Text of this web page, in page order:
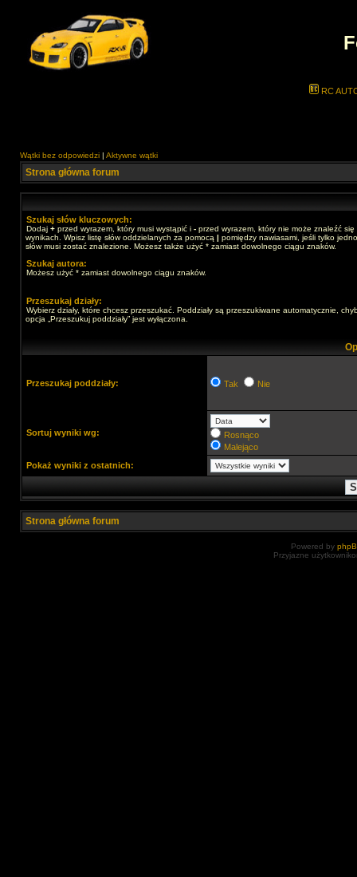
RC
Wątki bez odpowiedzi | Aktywne wątki
Strona główna forum
Szukaj słów kluczowych:
Dodaj + przed wyrazem, który musi wystąpić i - przed wyrazem, który nie może znaleźć się
wynikach. Wpisz listę słów oddzielanych za pomocą | pomiędzy nawiasami, jeśli tylko
słów musi zostać znalezione. Możesz także użyć * zamiast dowolnego ciągu znaków.
Szukaj autora:
Możesz użyć * zamiast dowolnego ciągu znaków.
Przeszukaj działy:
Wybierz działy, które chcesz przeszukać. Poddziały są przeszukiwane automatycznie,
opcja „Przeszukuj poddziały” jest wyłączona.
Przeszukaj poddziały: Tak Nie
Sortuj wyniki wg:
Rosnąco
Malejąco
Pokaż wyniki z ostatnich:
Strona główna forum
Powered by
Przyjazne